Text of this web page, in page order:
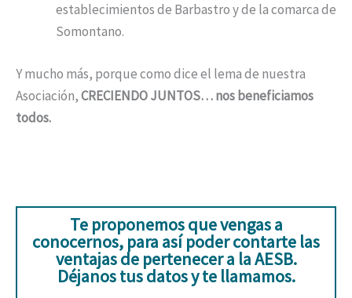
establecimientos de Barbastro y de la comarca de
Somontano.
Y mucho más, porque como dice el lema de nuestra
Asociación,CRECIENDO JUNTOS… nos beneficiamos
todos.
Te proponemos que vengas a
conocernos, para así poder contarte las
ventajas de pertenecer a la AESB.
Déjanos tus datos y te llamamos.